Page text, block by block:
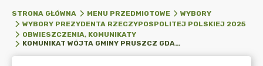
STRONA GŁÓWNA MENU PRZEDMIOTOWE
WYBORY
WYBORY PREZYDENTA RZECZYPOSPOLITEJ POLSKIEJ 2025
OBWIESZCZENIA, KOMUNIKATY
KOMUNIKAT WÓJTA GMINY PRUSZCZ GDAŃSKI Z DNIA 21 MAJA 2025 R. O GODZINIE ROZPOCZĘCIA PRACY OBWODOWYCH KOMISJI WYBORCZYCH POWOŁANYCH W GMINIE PRUSZCZ GDAŃSKI DLA PRZEPROWADZENIA GŁOSOWANIA W OBWODACH GŁOSOWANIA UTWORZONYCH W KRAJU W WYBORACH PREZYDENTA RZECZYPOSPOLITEJ POLSKIEJ